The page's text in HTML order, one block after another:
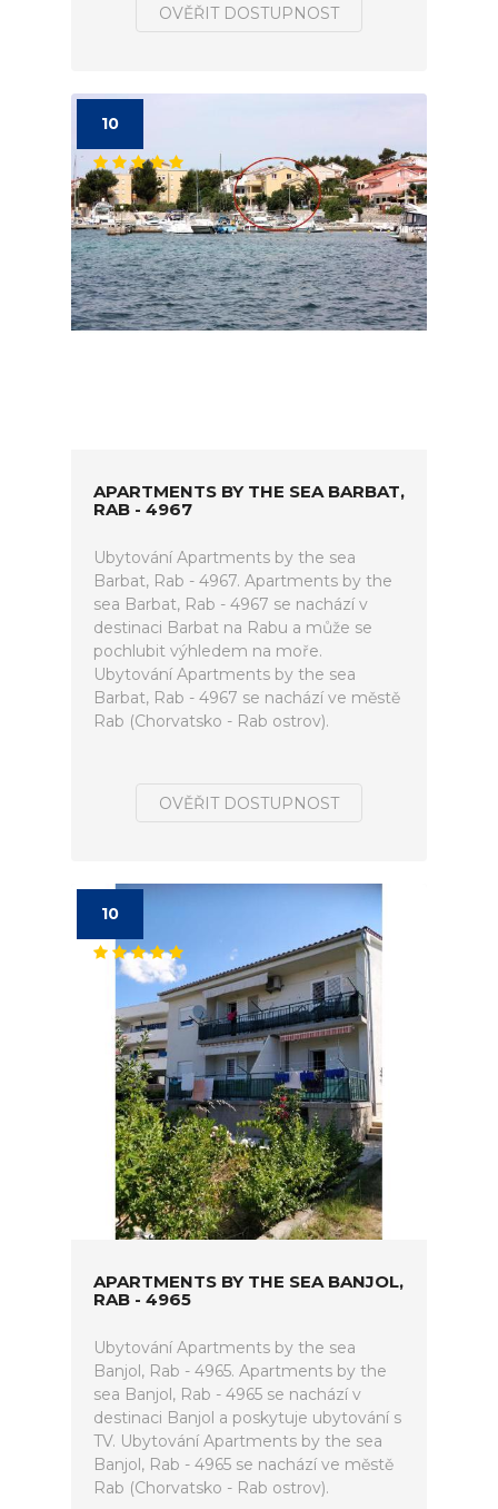
OVĚŘIT DOSTUPNOST
10
APARTMENTS BY THE SEA BARBAT,
RAB - 4967
Ubytování Apartments by the sea
Barbat, Rab - 4967. Apartments by the
sea Barbat, Rab - 4967 se nachází v
destinaci Barbat na Rabu a může se
pochlubit výhledem na moře.
Ubytování Apartments by the sea
Barbat, Rab - 4967 se nachází ve městě
Rab (Chorvatsko - Rab ostrov).
OVĚŘIT DOSTUPNOST
10
APARTMENTS BY THE SEA BANJOL,
RAB - 4965
Ubytování Apartments by the sea
Banjol, Rab - 4965. Apartments by the
sea Banjol, Rab - 4965 se nachází v
destinaci Banjol a poskytuje ubytování s
TV. Ubytování Apartments by the sea
Banjol, Rab - 4965 se nachází ve městě
Rab (Chorvatsko - Rab ostrov).